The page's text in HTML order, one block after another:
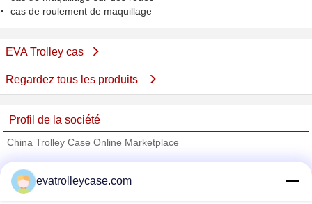
cas de roulement de maquillage
EVA Trolley cas
Regardez tous les produits
Profil de la société
China Trolley Case Online Marketplace
Trust Seal
Verified Suplier
evatrolleycase.com